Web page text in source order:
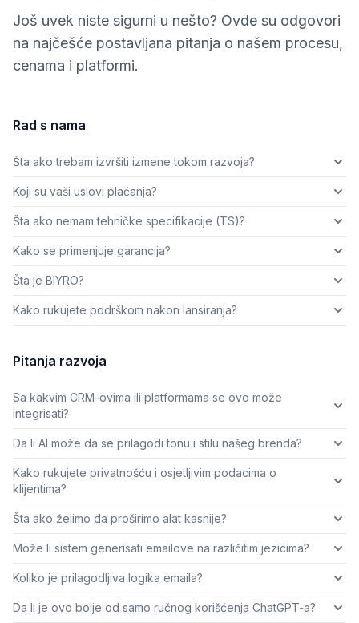
Još uvek niste sigurni u nešto? Ovde su odgovori
na najčešće postavljana pitanja o našem procesu,
cenama i platformi.
Rad s nama
Šta ako trebam izvršiti izmene tokom razvoja?
Koji su vaši uslovi plaćanja?
Šta ako nemam tehničke specifikacije (TS)?
Kako se primenjuje garancija?
Šta je BIYRO?
Kako rukujete podrškom nakon lansiranja?
Pitanja razvoja
Sa kakvim CRM-ovima ili platformama se ovo može
integrisati?
Da li AI može da se prilagodi tonu i stilu našeg brenda?
Kako rukujete privatnošću i osjetljivim podacima o
klijentima?
Šta ako želimo da proširimo alat kasnije?
Može li sistem generisati emailove na različitim jezicima?
Koliko je prilagodljiva logika emaila?
Da li je ovo bolje od samo ručnog korišćenja ChatGPT-a?